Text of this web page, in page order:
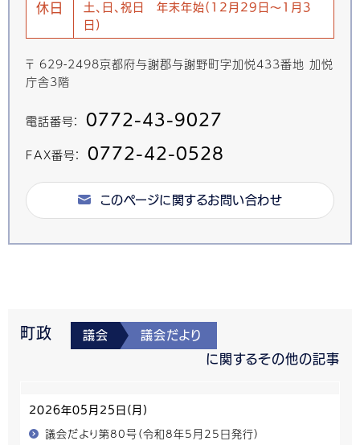
休日
土、日、祝日 年末年始(12月29日～1月3
日)
〒 629-2498京都府与謝郡与謝野町字加悦433番地 加悦
庁舎3階
電話番号： 0772-43-9027
FAX番号： 0772-42-0528
このページに関するお問い合わせ
町政 議会 議会だより
に関するその他の記事
2026年05月25日(月)
議会だより第80号（令和8年5月25日発行）